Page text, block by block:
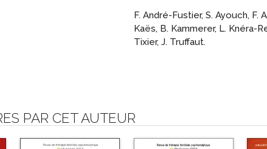
F. André-Fustier, S. Ayouch, F.
Kaës, B. Kammerer, L. Knéra-
Tixier, J. Truffaut.
PAR CET AUTEUR